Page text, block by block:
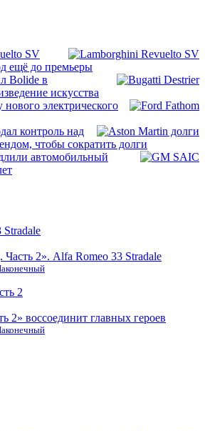
SV
ещё до премьеры
Bolide в
искусства
нового электрического
контроль над
чтобы сократить долги
автомобильный
Часть 2». Alfa Romeo 33 Stradale
2» воссоединит главных героев